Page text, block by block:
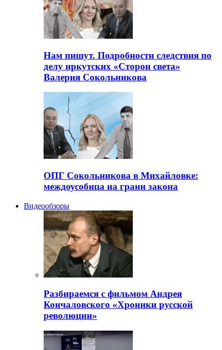
Нам пишут. Подробности следствия по
делу иркутских «Сторон света»
Валерия Сокольникова
ОПГ Сокольникова в Михайловке:
междоусобица на грани закона
Видеообзоры
Разбираемся с фильмом Андрея
Кончаловского «Хроники русской
революции»